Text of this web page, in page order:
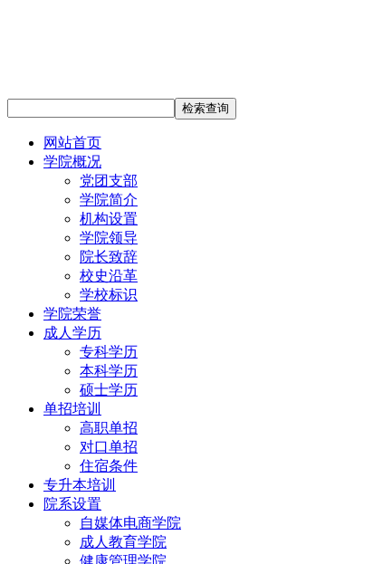
网站首页
学院概况
党团支部
学院简介
机构设置
学院领导
院长致辞
校史沿革
学校标识
学院荣誉
成人学历
专科学历
本科学历
硕士学历
单招培训
高职单招
对口单招
住宿条件
专升本培训
院系设置
自媒体电商学院
成人教育学院
健康管理学院